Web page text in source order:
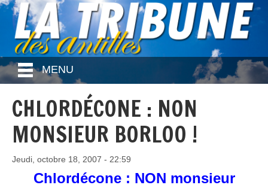
MENU
CHLORDÉCONE : NON
MONSIEUR BORLOO !
Jeudi, octobre 18, 2007 - 22:59
Chlordécone : NON monsieur